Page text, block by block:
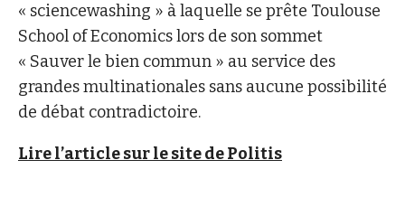
« sciencewashing » à laquelle se prête Toulouse
School of Economics lors de son sommet
« Sauver le bien commun » au service des
grandes multinationales sans aucune possibilité
de débat contradictoire.
Lire l’article sur le site de Politis